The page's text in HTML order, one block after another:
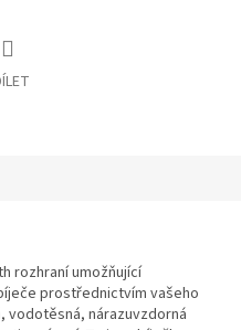
rozhraní umožňující
prostřednictvím vašeho
vodotěsná, nárazuvzdorná